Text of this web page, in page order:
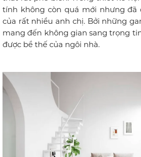
tính không còn quá mới nhưng đã
của rất nhiều anh chị. Bởi những
mang đến không gian sang trọng
được bề thế của ngôi nhà.